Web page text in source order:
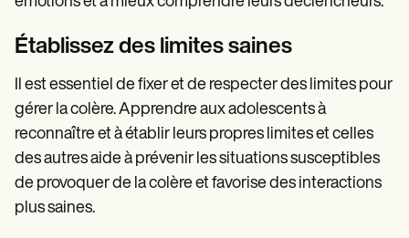
Établissez des limites saines
Il est essentiel de fixer et de respecter des limites pour
gérer la colère. Apprendre aux adolescents à
reconnaître et à établir leurs propres limites et celles
des autres aide à prévenir les situations susceptibles
de provoquer de la colère et favorise des interactions
plus saines.